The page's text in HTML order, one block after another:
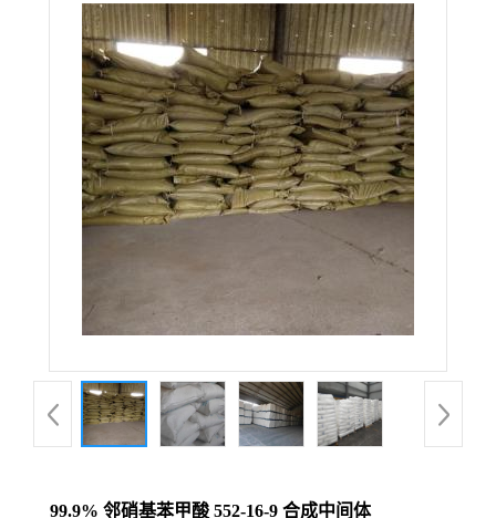
99.9% 邻硝基苯甲酸 552-16-9 合成中间体